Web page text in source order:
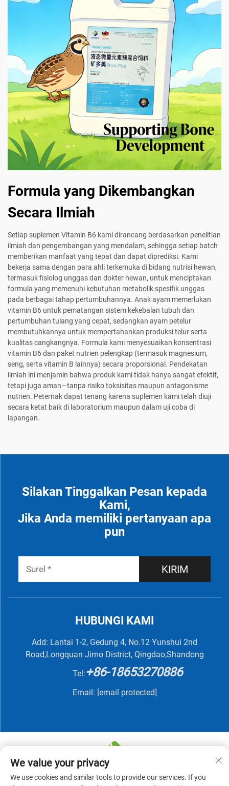
Formula yang Dikembangkan
Secara Ilmiah
Setiap suplemen Vitamin B6 kami dirancang berdasarkan penelitian
ilmiah dan pengembangan yang mendalam, sehingga setiap batch
memberikan manfaat yang tepat dan dapat diprediksi. Kami
bekerja sama dengan para ahli terkemuka di bidang nutrisi hewan,
termasuk fisiolog unggas dan dokter hewan, untuk menciptakan
formula yang memenuhi kebutuhan metabolik spesifik unggas
pada berbagai tahap pertumbuhannya. Anak ayam memerlukan
vitamin B6 untuk pematangan sistem kekebalan tubuh dan
pertumbuhan tulang yang cepat, sedangkan ayam petelur
membutuhkannya untuk mempertahankan produksi telur serta
kualitas cangkangnya. Formula kami menyesuaikan konsentrasi
vitamin B6 dan paket nutrien pelengkap (termasuk magnesium,
seng, serta vitamin B lainnya) secara proporsional. Pendekatan
ilmiah ini menjamin bahwa produk kami tidak hanya sangat efektif,
tetapi juga aman—tanpa risiko toksisitas maupun antagonisme
nutrien. Peternak dapat tenang karena suplemen kami telah diuji
secara ketat baik di laboratorium maupun dalam uji coba di
lapangan.
Silakan Tinggalkan Pesan kepada
Kami,
Jika Anda memiliki pertanyaan apa
pun
KIRIM
HUBUNGI KAMI
Add: Lantai 1-2, Gedung 4, No.12 Yunshui 2nd
Road,Longquan Jimo District, Qingdao,Shandong
Tel:+86-18653270886
Email: [email protected]
Hak Cipta © 2025 oleh QINGDAO NUTRIVIT BIOTECH
We value your privacy
We use cookies and similar tools to provide our services. If you